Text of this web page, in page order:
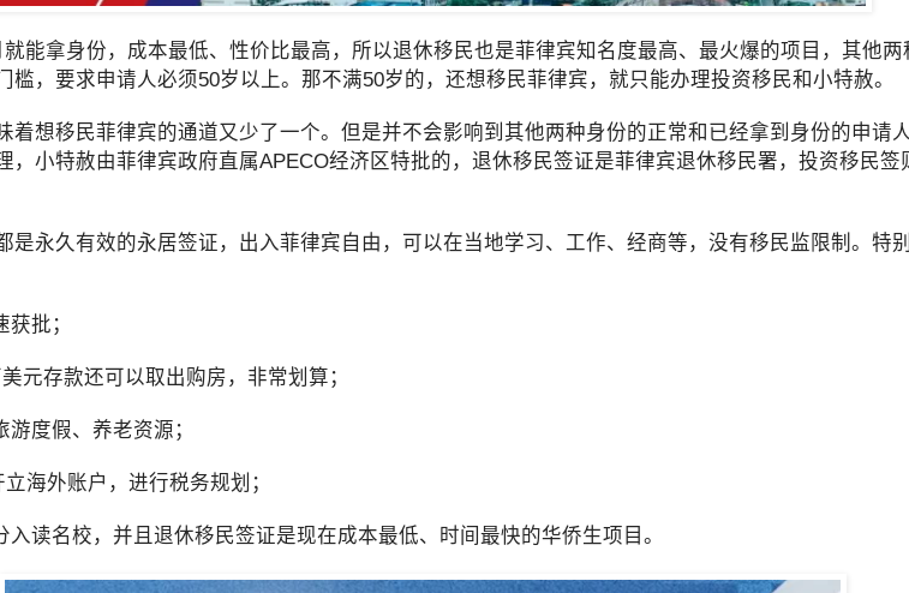
能拿身份，成本最低、性价比最高，所以退休移民也是菲律宾知名度最高、最火爆的项目，其他
槛，要求申请人必须50岁以上。那不满50岁的，还想移民菲律宾，就只能办理投资移民和小特赦。
着想移民菲律宾的通道又少了一个。但是并不会影响到其他两种身份的正常和已经拿到身份的申请
，小特赦由菲律宾政府直属APECO经济区特批的，退休移民签证是菲律宾退休移民署，投资移民签
是永久有效的永居签证，出入菲律宾自由，可以在当地学习、工作、经商等，没有移民监限制。特
批；
元存款还可以取出购房，非常划算；
度假、养老资源；
海外账户，进行税务规划；
读名校，并且退休移民签证是现在成本最低、时间最快的华侨生项目。